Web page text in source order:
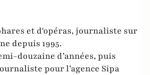
et d'opéras, journaliste sur
depuis 1995.
douzaine d’années, puis
pour l’agence Sipa